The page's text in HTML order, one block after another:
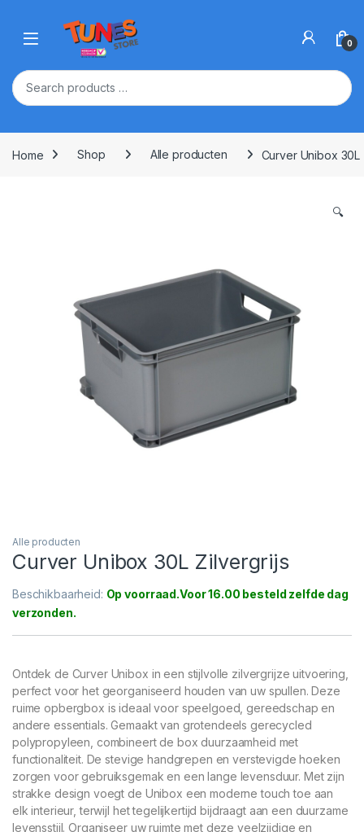
Open 0
Home Shop Alle producten Curver Unibox 30L
🔍
Alle producten
Curver Unibox 30L Zilvergrijs
Beschikbaarheid: Op voorraad
Ontdek de Curver Unibox in een stijlvolle zilvergrijze uitvoering,
perfect voor het georganiseerd houden van uw spullen. Deze
ruime opbergbox is ideaal voor speelgoed, gereedschap en
andere essentials. Gemaakt van grotendeels gerecycled
polypropyleen, combineert de box duurzaamheid met
functionaliteit. De stevige handgrepen en verstevigde hoeken
zorgen voor gebruiksgemak en een lange levensduur. Met zijn
strakke design voegt de Unibox een moderne touch toe aan
elk interieur, terwijl het tegelijkertijd bijdraagt aan een duurzame
levensstijl. Organiseer uw ruimte met deze veelzijdige en